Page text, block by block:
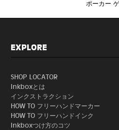
ポーカー
EXPLORE
SHOP LOCATOR
Inkboxとは
インクストラクション
HOW TO フリーハンドマーカー
HOW TO フリーハンドインク
Inkboxつけ方のコツ